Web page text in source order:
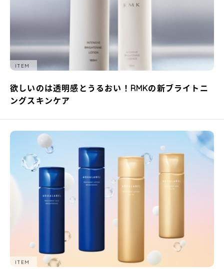
ITEM
欲しいのは透明感とうるおい！RMKの新ブライトニ
ングスキンケア
ITEM